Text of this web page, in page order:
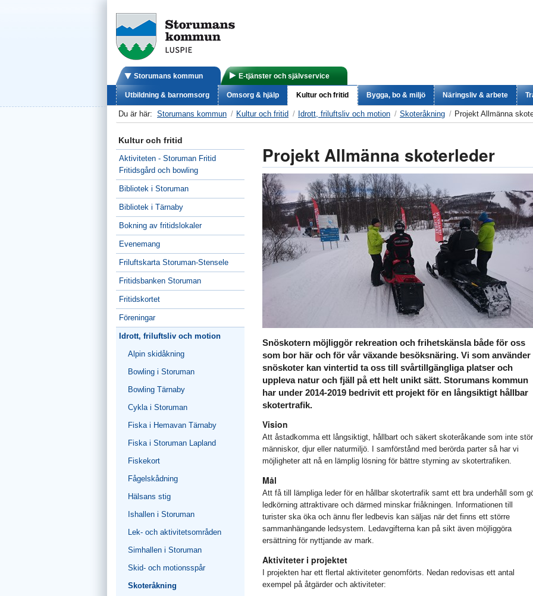
Storumans kommun E-tjänster och självservice
Utbildning & barnomsorg Omsorg & hjälp Kultur och fritid Bygga, bo & miljö Näringsliv & arbete
Du är här: Storumans kommun Kultur och fritid Idrott, friluftsliv och motion Skoteråkning Projekt Allmänna
Kultur och fritid
Aktiviteten - Storuman Fritid
Fritidsgård och bowling
Bibliotek i Storuman
Bibliotek i Tärnaby
Bokning av fritidslokaler
Evenemang
Friluftskarta Storuman-Stensele
Fritidsbanken Storuman
Fritidskortet
Föreningar
Idrott, friluftsliv och motion
Alpin skidåkning
Bowling i Storuman
Bowling Tärnaby
Cykla i Storuman
Fiska i Hemavan Tärnaby
Fiska i Storuman Lapland
Fiskekort
Fågelskådning
Hälsans stig
Ishallen i Storuman
Lek- och aktivitetsområden
Simhallen i Storuman
Skid- och motionsspår
Skoteråkning
Projekt Allmänna skoterleder
Snöskotern möjliggör rekreation och frihetskänsla både för oss
som bor här och för vår växande besöksnäring. Vi som använder
snöskoter kan vintertid ta oss till svårtillgängliga platser och
uppleva natur och fjäll på ett helt unikt sätt. Storumans kommun
har under 2014-2019 bedrivit ett projekt för en långsiktigt hållbar
skotertrafik.
Vision
Att åstadkomma ett långsiktigt, hållbart och säkert skoteråkande som inte stör
människor, djur eller naturmiljö. I samförstånd med berörda parter så har vi
möjligheter att nå en lämplig lösning för bättre styrning av skotertrafiken.
Mål
Att få till lämpliga leder för en hållbar skotertrafik samt ett bra underhåll som
ledkörning attraktivare och därmed minskar friåkningen. Informationen till
turister ska öka och ännu fler ledbevis kan säljas när det finns ett större
sammanhängande ledsystem. Ledavgifterna kan på sikt även möjliggöra
ersättning för nyttjande av mark.
Aktiviteter i projektet
I projekten har ett flertal aktiviteter genomförts. Nedan redovisas ett antal
exempel på åtgärder och aktiviteter: